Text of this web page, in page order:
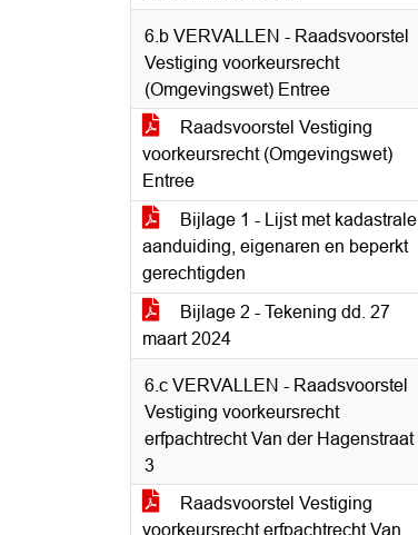
6.b VERVALLEN - Raadsvoorstel
Vestiging voorkeursrecht
(Omgevingswet) Entree
Raadsvoorstel Vestiging
voorkeursrecht (Omgevingswet)
Entree
Bijlage 1 - Lijst met kadastrale
aanduiding, eigenaren en beperkt
gerechtigden
Bijlage 2 - Tekening dd. 27
maart 2024
6.c VERVALLEN - Raadsvoorstel
Vestiging voorkeursrecht
erfpachtrecht Van der Hagenstraat
3
Raadsvoorstel Vestiging
voorkeursrecht erfpachtrecht Van